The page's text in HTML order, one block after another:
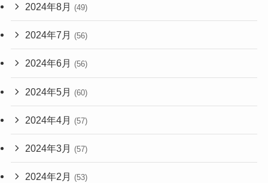
2024年8月 (49)
2024年7月 (56)
2024年6月 (56)
2024年5月 (60)
2024年4月 (57)
2024年3月 (57)
2024年2月 (53)